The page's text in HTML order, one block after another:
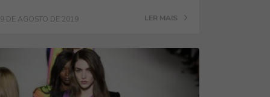
9 DE AGOSTO DE 2019 LER MAIS